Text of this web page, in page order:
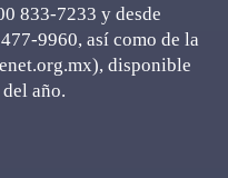
833-7233 y desde
9960, así como de la
disponible
año.